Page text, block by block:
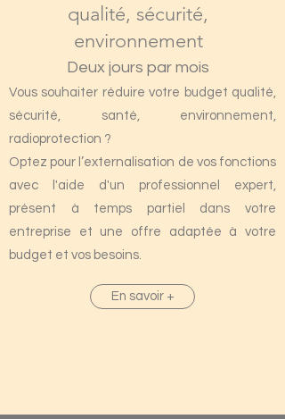
qualité, sécurité,
environnement
Deux jours par mois
Vous souhaiter réduire votre budget qualité,
sécurité, santé, environnement,
radioprotection ?
Optez pour l’externalisation de vos fonctions
avec l'aide d'un professionnel expert,
présent à temps partiel dans votre
entreprise et une offre adaptée à votre
budget et vos besoins.
En savoir +